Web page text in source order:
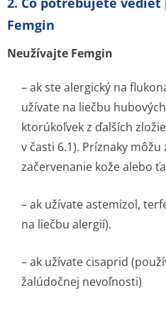
Femgin
Neužívajte Femgin
– ak ste alergický na
užívate na liečbu
ktorúkoľvek z ďalších
v časti 6.1). Príznaky
začervenanie kože alebo
– ak užívate astemizol,
na liečbu alergií).
– ak užívate cisaprid
žalúdočnej nevoľnosti)